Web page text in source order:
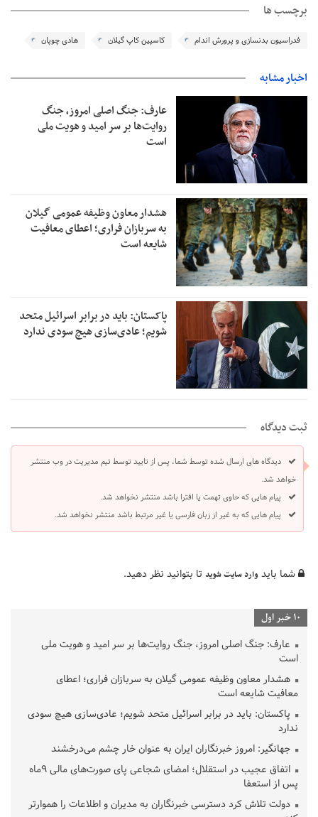
برچسب ها
فدراسیون بدنسازی و پرورش اندام کاسپین کاپ گیلان هادی چوپان
اخبار مشابه
عارف: جنگ اصلی امروز، جنگ
روایت‌ها بر سر امید و هویت ملی
است
هشدار معاون وظیفه عمومی گیلان
به سربازان فراری؛ اعطای معافیت
شایعه است
پاکستان: باید در برابر اسرائیل متحد
شویم؛ عادی‌سازی هیچ سودی ندارد
ثبت دیدگاه
دیدگاه های ارسال شده توسط شما، پس از تایید توسط تیم مدیریت در وب منتشر
خواهد شد.
پیام هایی که حاوی تهمت یا افترا باشد منتشر نخواهد شد.
پیام هایی که به غیر از زبان فارسی یا غیر مرتبط باشد منتشر نخواهد شد.
شما باید وارد سایت شوید تا بتوانید نظر دهید.
10 خبر اول
عارف: جنگ اصلی امروز، جنگ روایت‌ها بر سر امید و هویت ملی
است
هشدار معاون وظیفه عمومی گیلان به سربازان فراری؛ اعطای
معافیت شایعه است
پاکستان: باید در برابر اسرائیل متحد شویم؛ عادی‌سازی هیچ سودی
ندارد
جهانگیر: امروز خبرنگاران ایران به عنوان خار چشم می‌درخشند
اتفاق عجیب در استقلال؛ امضای شجاعی پای صورت‌های مالی ٩ماه
پس از استعفا
دولت تلاش کرد دسترسی خبرنگاران به مدیران و اطلاعات را هموارتر